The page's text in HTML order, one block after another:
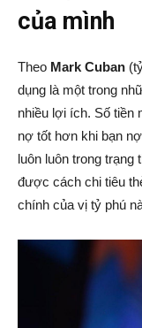
của mình
Theo Mark Cuban
dụng là một trong
nhiều lợi ích. Số tiền
nợ tốt hơn khi bạn
luôn luôn trong trạng
được cách chi tiêu
chính của vị tỷ phú